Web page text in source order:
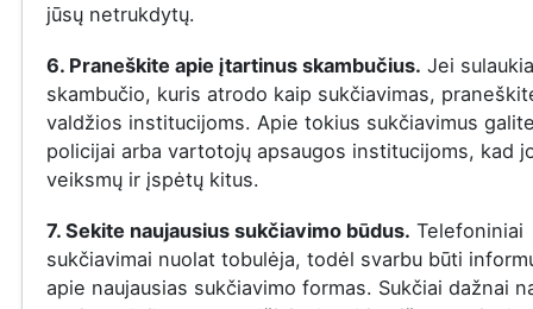
jūsų netrukdytų.
6. Praneškite apie įtartinus skambučius. Jei
skambučio, kuris atrodo kaip sukčiavimas,
valdžios institucijoms. Apie tokius sukčiavimus
policijai arba vartotojų apsaugos institucijoms, kad
veiksmų ir įspėtų kitus.
7. Sekite naujausius sukčiavimo būdus. Telefoniniai
sukčiavimai nuolat tobulėja, todėl svarbu būti
apie naujausias sukčiavimo formas. Sukčiai dažnai